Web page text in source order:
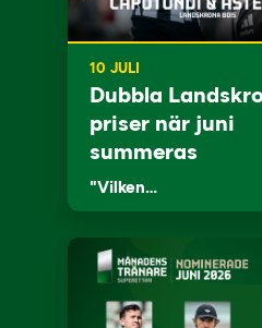
10 JULI
Dubbla
priser när juni
summeras
"Vilken…